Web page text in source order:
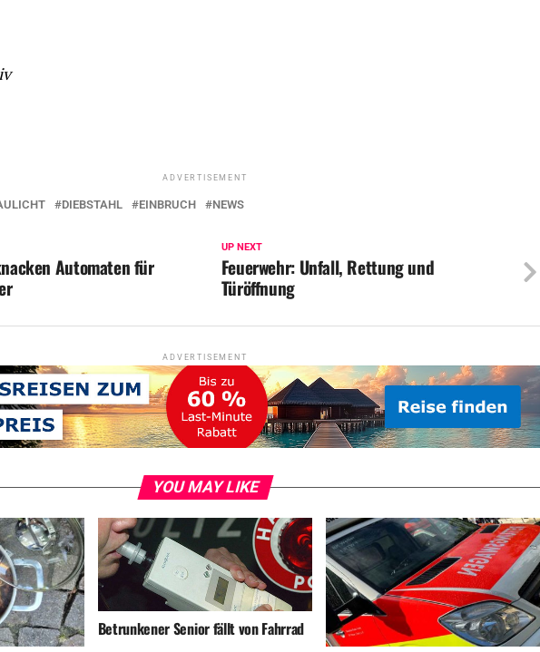
ADVERTISEMENT
DIEBSTAHL EINBRUCH NEWS
UP NEXT
Feuerwehr: Unfall, Rettung und
Türöffnung
Automaten für
ADVERTISEMENT
YOU MAY LIKE
Betrunkener Senior fällt von Fahrrad